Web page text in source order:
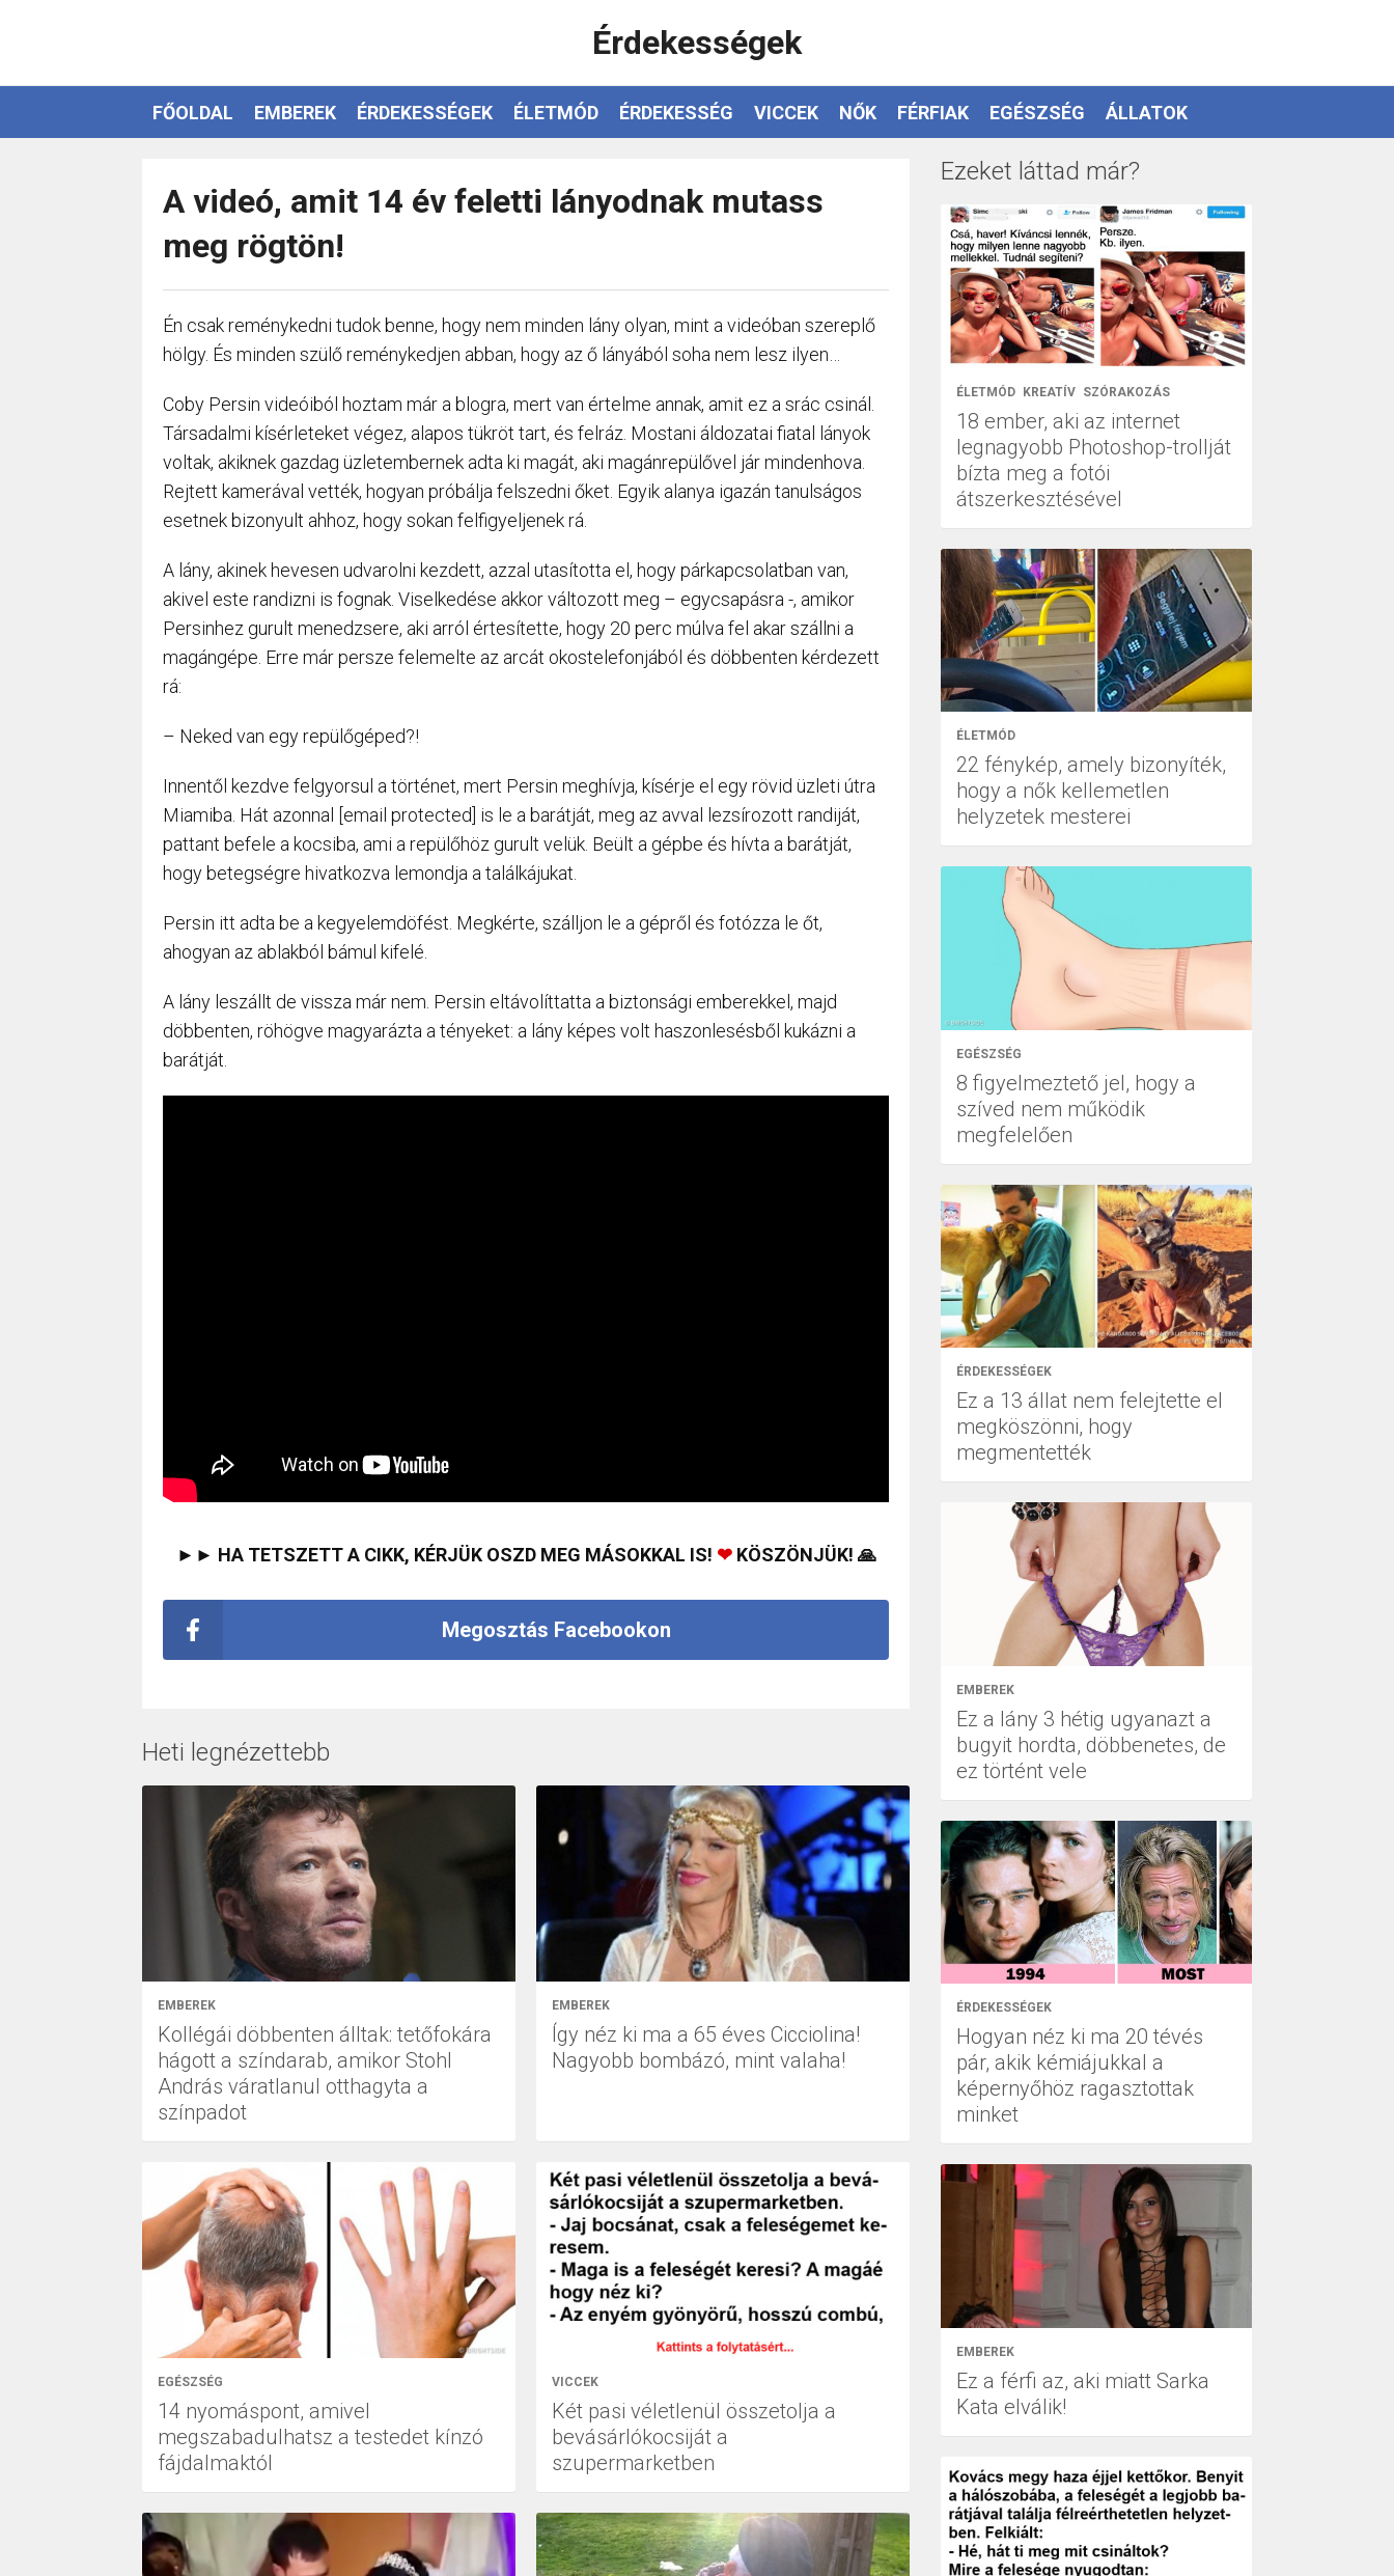
Érdekességek
FŐOLDAL EMBEREK ÉRDEKESSÉGEK ÉLETMÓD ÉRDEKESSÉG VICCEK NŐK FÉRFIAK EGÉSZSÉG ÁLLATOK
A videó, amit 14 év feletti lányodnak mutass
meg rögtön!
Én csak reménykedni tudok benne, hogy nem minden lány olyan, mint a videóban szereplő
hölgy. És minden szülő reménykedjen abban, hogy az ő lányából soha nem lesz ilyen…
Coby Persin videóiból hoztam már a blogra, mert van értelme annak, amit ez a srác csinál.
Társadalmi kísérleteket végez, alapos tükröt tart, és felráz. Mostani áldozatai fiatal lányok
voltak, akiknek gazdag üzletembernek adta ki magát, aki magánrepülővel jár mindenhova.
Rejtett kamerával vették, hogyan próbálja felszedni őket. Egyik alanya igazán tanulságos
esetnek bizonyult ahhoz, hogy sokan felfigyeljenek rá.
A lány, akinek hevesen udvarolni kezdett, azzal utasította el, hogy párkapcsolatban van,
akivel este randizni is fognak. Viselkedése akkor változott meg – egycsapásra -, amikor
Persinhez gurult menedzsere, aki arról értesítette, hogy 20 perc múlva fel akar szállni a
magángépe. Erre már persze felemelte az arcát okostelefonjából és döbbenten kérdezett
rá:
– Neked van egy repülőgéped?!
Innentől kezdve felgyorsul a történet, mert Persin meghívja, kísérje el egy rövid üzleti útra
Miamiba. Hát azonnal [email protected] is le a barátját, meg az avval lezsírozott randiját,
pattant befele a kocsiba, ami a repülőhöz gurult velük. Beült a gépbe és hívta a barátját,
hogy betegségre hivatkozva lemondja a találkájukat.
Persin itt adta be a kegyelemdöfést. Megkérte, szálljon le a gépről és fotózza le őt,
ahogyan az ablakból bámul kifelé.
A lány leszállt de vissza már nem. Persin eltávolíttatta a biztonsági emberekkel, majd
döbbenten, röhögve magyarázta a tényeket: a lány képes volt haszonlesésből kukázni a
barátját.
►► HA TETSZETT A CIKK, KÉRJÜK OSZD MEG MÁSOKKAL IS! ❤KÖSZÖNJÜK! 🙏
Megosztás Facebookon
Heti legnézettebb
EMBEREK
Kollégái döbbenten álltak: tetőfokára
hágott a színdarab, amikor Stohl
András váratlanul otthagyta a
színpadot
EMBEREK
Így néz ki ma a 65 éves Cicciolina!
Nagyobb bombázó, mint valaha!
EGÉSZSÉG
14 nyomáspont, amivel
megszabadulhatsz a testedet kínzó
fájdalmaktól
VICCEK
Két pasi véletlenül összetolja a
bevásárlókocsiját a
szupermarketben
Ezeket láttad már?
ÉLETMÓD KREATÍV SZÓRAKOZÁS
18 ember, aki az internet
legnagyobb Photoshop-trollját
bízta meg a fotói
átszerkesztésével
ÉLETMÓD
22 fénykép, amely bizonyíték,
hogy a nők kellemetlen
helyzetek mesterei
EGÉSZSÉG
8 figyelmeztető jel, hogy a
szíved nem működik
megfelelően
ÉRDEKESSÉGEK
Ez a 13 állat nem felejtette el
megköszönni, hogy
megmentették
EMBEREK
Ez a lány 3 hétig ugyanazt a
bugyit hordta, döbbenetes, de
ez történt vele
ÉRDEKESSÉGEK
Hogyan néz ki ma 20 tévés
pár, akik kémiájukkal a
képernyőhöz ragasztottak
minket
EMBEREK
Ez a férfi az, aki miatt Sarka
Kata elválik!